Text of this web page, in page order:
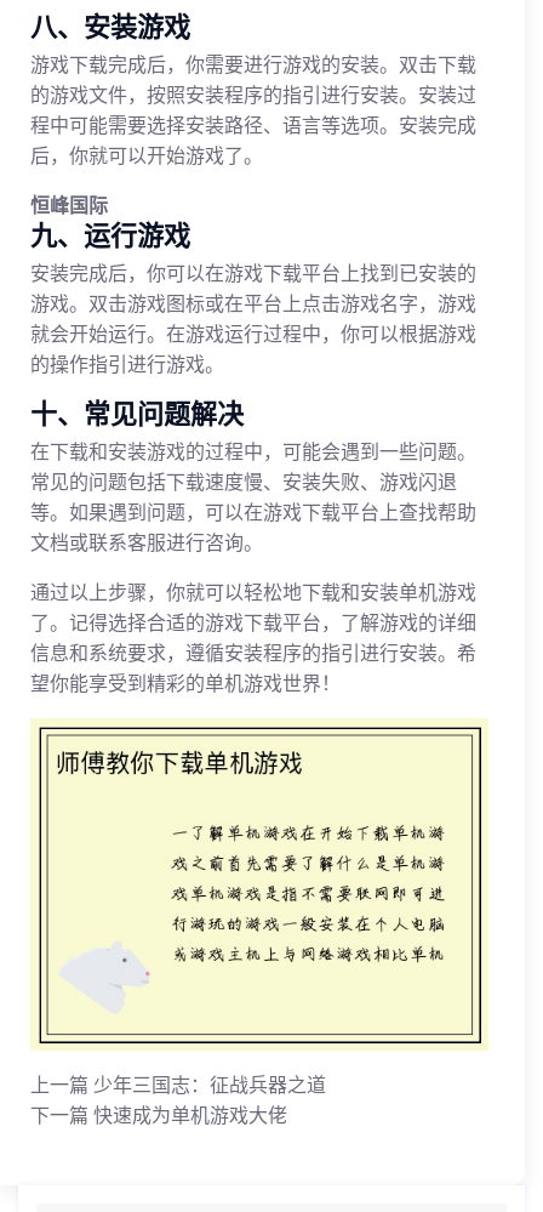
八、安装游戏
游戏下载完成后，你需要进行游戏的安装。双击下载
的游戏文件，按照安装程序的指引进行安装。安装过
程中可能需要选择安装路径、语言等选项。安装完成
后，你就可以开始游戏了。
恒峰国际
九、运行游戏
安装完成后，你可以在游戏下载平台上找到已安装的
游戏。双击游戏图标或在平台上点击游戏名字，游戏
就会开始运行。在游戏运行过程中，你可以根据游戏
的操作指引进行游戏。
十、常见问题解决
在下载和安装游戏的过程中，可能会遇到一些问题。
常见的问题包括下载速度慢、安装失败、游戏闪退
等。如果遇到问题，可以在游戏下载平台上查找帮助
文档或联系客服进行咨询。
通过以上步骤，你就可以轻松地下载和安装单机游戏
了。记得选择合适的游戏下载平台，了解游戏的详细
信息和系统要求，遵循安装程序的指引进行安装。希
望你能享受到精彩的单机游戏世界！
上一篇 少年三国志：征战兵器之道
下一篇 快速成为单机游戏大佬